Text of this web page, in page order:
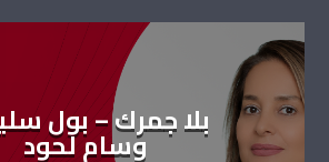
بلا جمرك – بول
وسام لحود